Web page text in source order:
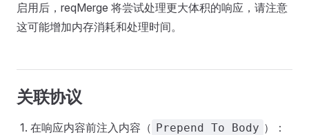
启用后，reqMerge 将尝试处理更大体积的响应，请注意
这可能增加内存消耗和处理时间。
关联协议
在响应内容前注入内容（ Prepend To Body ）：